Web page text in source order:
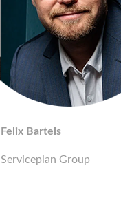
Felix Bartels
Serviceplan Group